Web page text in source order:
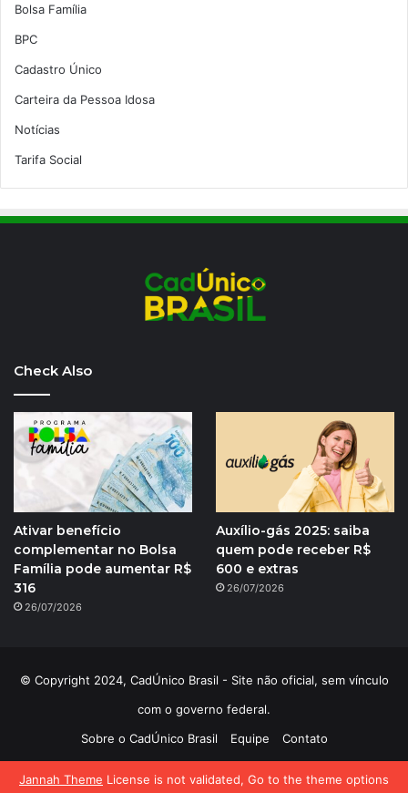
Jannah Theme License is not validated, Go to the theme options
Bolsa Família
BPC
Cadastro Único
Carteira da Pessoa Idosa
Notícias
Tarifa Social
Check Also
Ativar benefício
complementar no Bolsa
Família pode aumentar R$
316
26/07/2026
Auxílio-gás 2025: saiba
quem pode receber R$
600 e extras
26/07/2026
© Copyright 2024, CadÚnico Brasil - Site não oficial, sem vínculo
com o governo federal.
Sobre o CadÚnico Brasil
Equipe
Contato